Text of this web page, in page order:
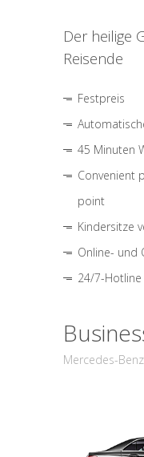
Der heilige
Reisende
Festpreis
45 Minuten
Convenient
point
Kindersitze
Online- und
24/7-Hotline
Mercedes-